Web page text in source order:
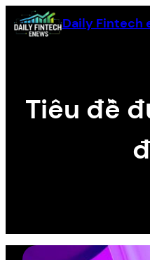
Skip
to
Daily Fintech
Tiêu đề